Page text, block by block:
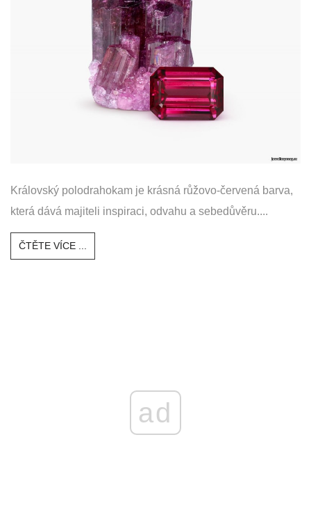
Královský polodrahokam je krásná růžovo-červená barva,
která dává majiteli inspiraci, odvahu a sebedůvěru....
ČTĚTE VÍCE ...
ad